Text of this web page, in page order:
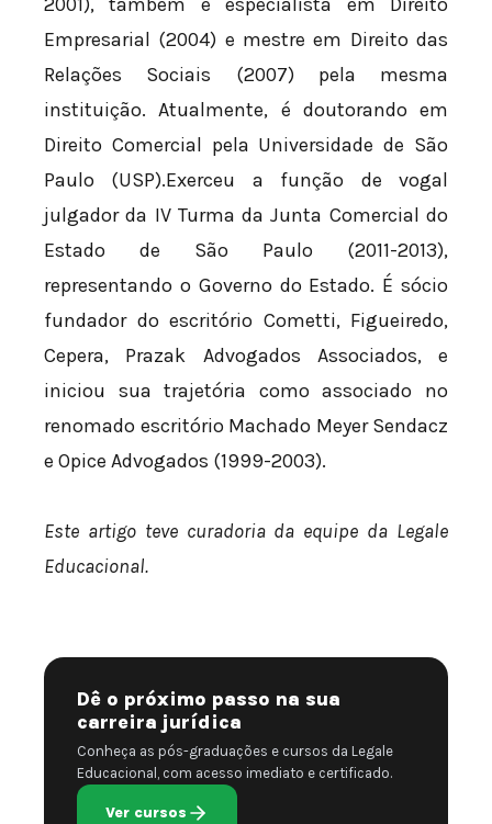
Empresarial (2004) e mestre em Direito das
Relações Sociais (2007) pela mesma
instituição. Atualmente, é doutorando em
Direito Comercial pela Universidade de São
Paulo (USP).Exerceu a função de vogal
julgador da IV Turma da Junta Comercial do
Estado de São Paulo (2011-2013),
representando o Governo do Estado. É sócio
fundador do escritório Cometti, Figueiredo,
Cepera, Prazak Advogados Associados, e
iniciou sua trajetória como associado no
renomado escritório Machado Meyer Sendacz
e Opice Advogados (1999-2003).
Este artigo teve curadoria da equipe da Legale
Educacional.
Dê o próximo passo na sua
carreira jurídica
Conheça as pós-graduações e cursos da Legale
Educacional, com acesso imediato e certificado.
Ver cursos